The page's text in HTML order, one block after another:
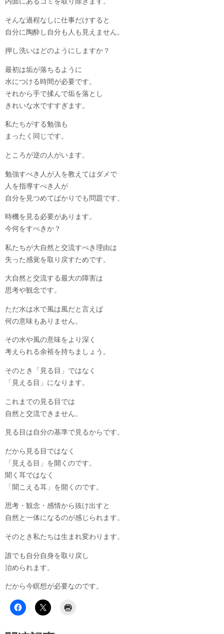
そんな過程なしに仕事だけすると
自分に陶酔し自分も人も見えません。
押し洗いはどのようにしますか？
最初は垢が落ちるように
水につける時間が必要です。
それから手で揉んで垢を落とし
きれいな水ですすぎます。
私たちがする勉強も
まったく同じです。
ところが逆の人がいます。
勉強すべき人が人を教えてはダメで
人を指導すべき人が
自分を見つめてばかりでも問題です。
時機を見る必要があります。
今何をすべきか？
私たちが大自然と交流すべき理由は
失った感覚を取り戻すためです。
大自然と交流する最大の障害は
思考や観念です。
ただ水は水で風は風だと言えば
何の意味もありません。
その水や風の意味をより深く
考えられる余裕を持ちましょう。
そのとき「見る目」ではなく
「見える目」になります。
これまでの見る目では
自然と交流できません。
見る目は自分の基準で見るからです。
だから見る目ではなく
「見える目」を開くのです。
聞く耳ではなく
「聞こえる耳」を開くのです。
思考・観念・感情から抜け出すと
自然と一体になるのが感じられます。
そのとき私たちは生まれ変わります。
誰でも自分自身を取り戻し
治められます。
だから今瞑想が必要なのです。